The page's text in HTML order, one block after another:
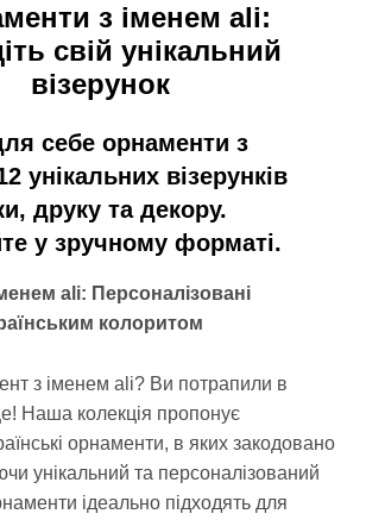
з іменем ali:
свій унікальний
візерунок
себе орнаменти з
унікальних візерунків
друку та декору.
у зручному форматі.
ali: Персоналізовані
колоритом
з іменем ali? Ви потрапили в
Наша колекція пропонує
орнаменти, в яких закодовано
унікальний та персоналізований
ідеально підходять для